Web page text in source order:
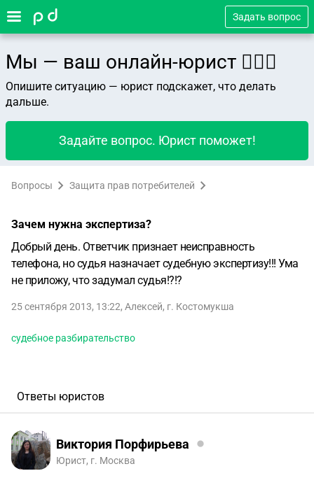
Задать вопрос
Мы — ваш онлайн-юрист 👨🏻‍⚖️
Опишите ситуацию — юрист подскажет, что делать
дальше.
Задайте вопрос. Юрист поможет!
Вопросы Защита прав потребителей
Зачем нужна экспертиза?
Добрый день. Ответчик признает неисправность
телефона, но судья назначает судебную экспертизу!!! Ума
не приложу, что задумал судья!?!?
25 сентября 2013, 13:22, Алексей, г. Костомукша
судебное разбирательство
Ответы юристов
Виктория Порфирьева
Юрист, г. Москва